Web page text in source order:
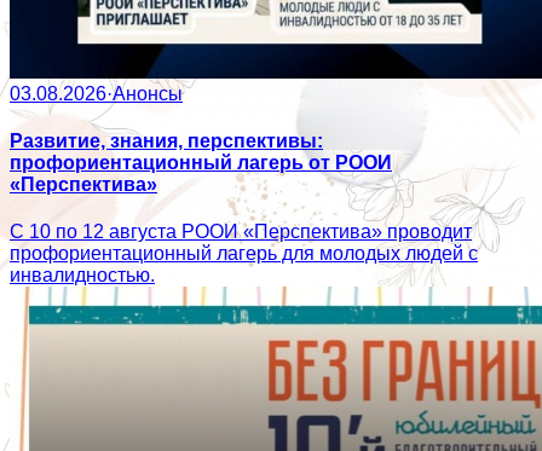
03.08.2026·Анонсы
Развитие, знания, перспективы:
профориентационный лагерь от РООИ
«Перспектива»
С 10 по 12 августа РООИ «Перспектива» проводит
профориентационный лагерь для молодых людей с
инвалидностью.